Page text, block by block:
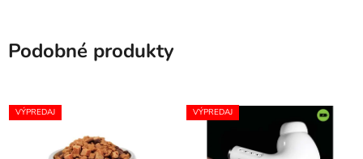
Podobné produkty
VÝPREDAJ VÝPREDAJ